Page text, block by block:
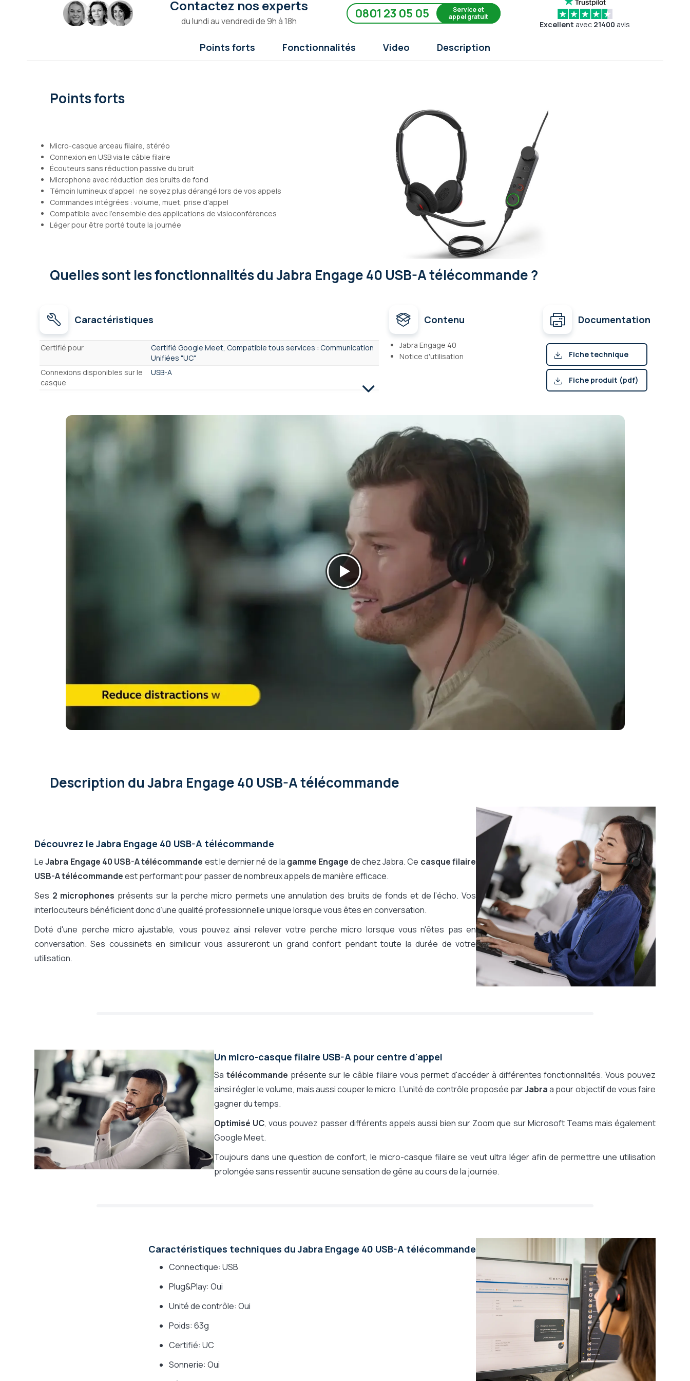
Contactez nos experts
du lundi au vendredi de 9h à 18h 0801 23 05 05
Service et
appel gratuit
Excellent avec 21400 avis
Points forts Fonctionnalités Video Description
Points forts
Micro-casque arceau filaire, stéréo
Connexion en USB via le câble filaire
Écouteurs sans réduction passive du bruit
Microphone avec réduction des bruits de fond
Témoin lumineux d’appel : ne soyez plus dérangé lors de vos appels
Commandes intégrées : volume, muet, prise d'appel
Compatible avec l'ensemble des applications de visioconférences
Léger pour être porté toute la journée
Quelles sont les fonctionnalitésdu Jabra Engage 40 USB-A télécommande ?
Caractéristiques
Caractéristiques
Certifié pour
Certifié Google Meet, Compatible tous services : Communication
Unifiées "UC"
Connexions disponibles sur le
casque
USB-A
en simili-cuir
Microphone
Perche-micro standard
Micro / Environnement
Environnement très bruyant
Casque pliant, rangement
Non
Contenu
Jabra Engage 40
Notice d'utilisation
Documentation
Fiche technique
Fiche produit (pdf)
Description du Jabra Engage 40 USB-A télécommande
Découvrez le Jabra Engage 40 USB-A télécommande
LeJabra Engage 40 USB-A télécommande est le dernier né de la gamme Engage de chez Jabra. Ce casque filaire
USB-A télécommandeest performant pour passer de nombreux appels de manière efficace.
Ses 2 microphones présents sur la perche micro permets une annulation des bruits de fonds et de l’écho. Vos
interlocuteurs bénéficient donc d’une qualité professionnelle unique lorsque vous êtes en conversation.
Doté d'une perche micro ajustable, vous pouvez ainsi relever votre perche micro lorsque vous n'êtes pas en
conversation. Ses coussinets en similicuir vous assureront un grand confort pendant toute la durée de votre
utilisation.
Un micro-casque filaire USB-A pour centre d'appel
Sa télécommande présente sur le câble filaire vous permet d'accéder à différentes fonctionnalités. Vous pouvez
ainsi régler le volume, mais aussi couper le micro. L’unité de contrôle proposée parJabraa pour objectif de vous faire
gagner du temps.
Optimisé UC, vous pouvez passer différents appels aussi bien sur Zoom que sur Microsoft Teams mais également
Google Meet.
Toujours dans une question de confort, le micro-casque filaire se veut ultra léger afin de permettre une utilisation
prolongée sans ressentir aucune sensation de gêne au cours de la journée.
Caractéristiques techniques du Jabra Engage 40 USB-A télécommande
Connectique: USB
Plug&Play: Oui
Unité de contrôle: Oui
Poids: 63g
Certifié: UC
Sonnerie: Oui